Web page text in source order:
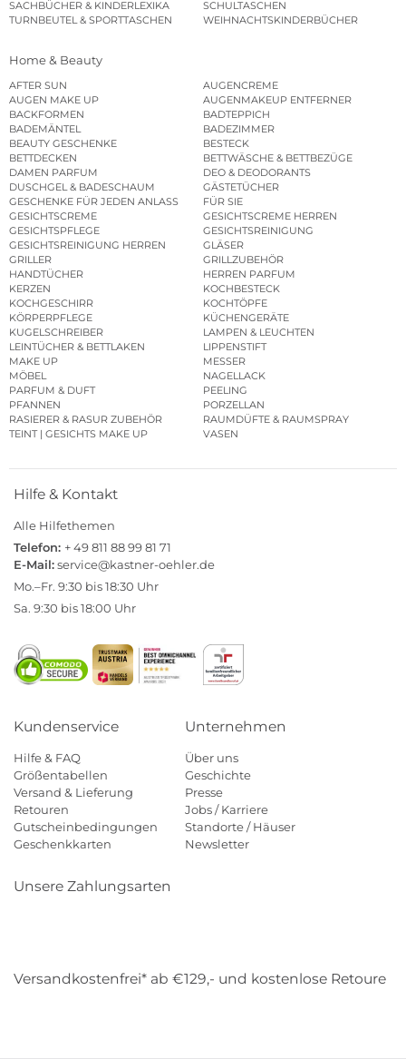
SACHBÜCHER & KINDERLEXIKA
SCHULTASCHEN
TURNBEUTEL & SPORTTASCHEN
WEIHNACHTSKINDERBÜCHER
Home & Beauty
AFTER SUN
AUGENCREME
AUGEN MAKE UP
AUGENMAKEUP ENTFERNER
BACKFORMEN
BADTEPPICH
BADEMÄNTEL
BADEZIMMER
BEAUTY GESCHENKE
BESTECK
BETTDECKEN
BETTWÄSCHE & BETTBEZÜGE
DAMEN PARFUM
DEO & DEODORANTS
DUSCHGEL & BADESCHAUM
GÄSTETÜCHER
GESCHENKE FÜR JEDEN ANLASS
FÜR SIE
GESICHTSCREME
GESICHTSCREME HERREN
GESICHTSPFLEGE
GESICHTSREINIGUNG
GESICHTSREINIGUNG HERREN
GLÄSER
GRILLER
GRILLZUBEHÖR
HANDTÜCHER
HERREN PARFUM
KERZEN
KOCHBESTECK
KOCHGESCHIRR
KOCHTÖPFE
KÖRPERPFLEGE
KÜCHENGERÄTE
KUGELSCHREIBER
LAMPEN & LEUCHTEN
LEINTÜCHER & BETTLAKEN
LIPPENSTIFT
MAKE UP
MESSER
MÖBEL
NAGELLACK
PARFUM & DUFT
PEELING
PFANNEN
PORZELLAN
RASIERER & RASUR ZUBEHÖR
RAUMDÜFTE & RAUMSPRAY
TEINT | GESICHTS MAKE UP
VASEN
Hilfe & Kontakt
Alle Hilfethemen
Telefon: + 49 811 88 99 81 71
E-Mail:service@kastner-oehler.de
Mo.–Fr. 9:30 bis 18:30 Uhr
Sa. 9:30 bis 18:00 Uhr
Kundenservice
Hilfe & FAQ
Größentabellen
Versand & Lieferung
Retouren
Gutscheinbedingungen
Geschenkkarten
Unternehmen
Über uns
Geschichte
Presse
Jobs / Karriere
Standorte / Häuser
Newsletter
Unsere Zahlungsarten
Versandkostenfrei* ab €129,- und kostenlose Retoure